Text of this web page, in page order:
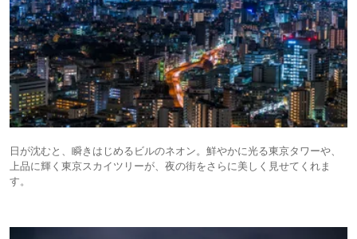
日が沈むと、瞬きはじめるビルのネオン。鮮やかに光る東京タワーや、
上品に輝く東京スカイツリーが、夜の街をさらに美しく見せてくれま
す。